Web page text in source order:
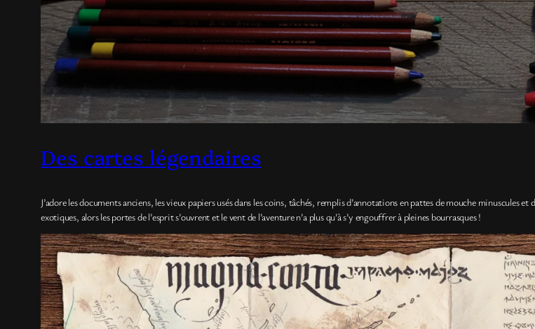
Des cartes légendaires
J’adore les documents anciens, les vieux papiers usés dans les coins, tâchés, remplis d’annotations en pattes de mouche minuscules
exotiques, alors les portes de l’esprit s’ouvrent et le vent de l’aventure n’a plus qu’à s’y engouffrer à pleines bourrasques !